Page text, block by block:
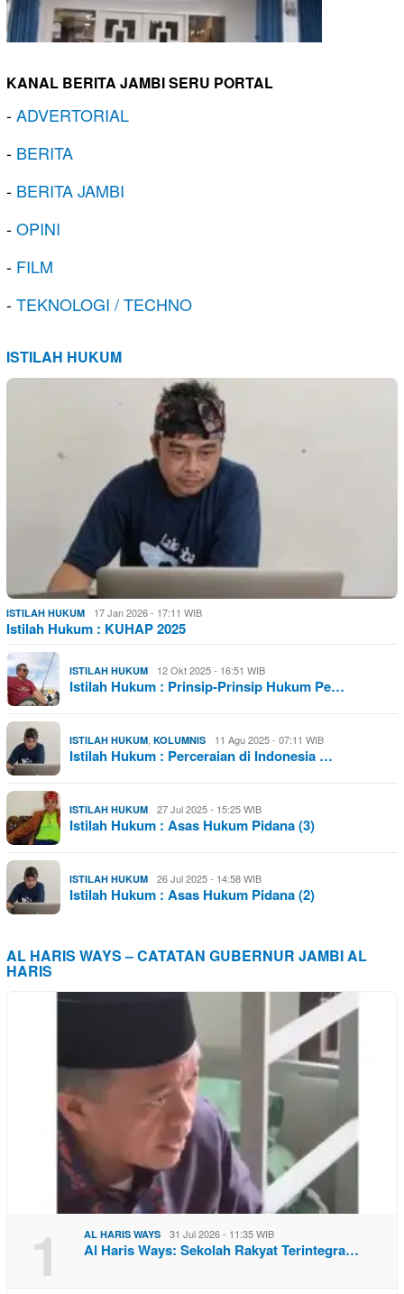
KANAL BERITA JAMBI SERU PORTAL
-ADVERTORIAL
- BERITA
- BERITA JAMBI
-OPINI
- FILM
-TEKNOLOGI / TECHNO
ISTILAH HUKUM
ISTILAH HUKUM 17 Jan 2026 - 17:11 WIB
Istilah Hukum : KUHAP 2025
ISTILAH HUKUM 12 Okt 2025 - 16:51 WIB
Istilah Hukum : Prinsip-Prinsip Hukum Pe…
ISTILAH HUKUM, KOLUMNIS 11 Agu 2025 - 07:11 WIB
Istilah Hukum : Perceraian di Indonesia …
ISTILAH HUKUM 27 Jul 2025 - 15:25 WIB
Istilah Hukum : Asas Hukum Pidana (3)
ISTILAH HUKUM 26 Jul 2025 - 14:58 WIB
Istilah Hukum : Asas Hukum Pidana (2)
AL HARIS WAYS – CATATAN GUBERNUR JAMBI AL
HARIS
1 AL HARIS WAYS 31 Jul 2026 - 11:35 WIB
Al Haris Ways: Sekolah Rakyat Terintegra…